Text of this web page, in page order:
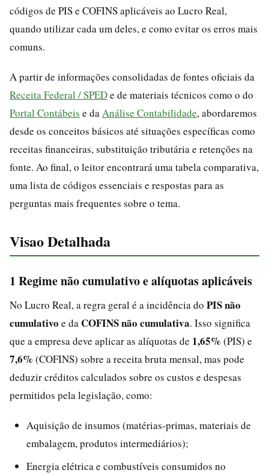
códigos de PIS e COFINS aplicáveis ao Lucro Real,
quando utilizar cada um deles, e como evitar os erros mais
comuns.
A partir de informações consolidadas de fontes oficiais da
Receita Federal / SPEDe de materiais técnicos como o do
Portal Contábeis e da Análise Contabilidade, abordaremos
desde os conceitos básicos até situações específicas como
receitas financeiras, substituição tributária e retenções na
fonte. Ao final, o leitor encontrará uma tabela comparativa,
uma lista de códigos essenciais e respostas para as
perguntas mais frequentes sobre o tema.
Visao Detalhada
1 Regime não cumulativo e alíquotas aplicáveis
No Lucro Real, a regra geral é a incidência do PIS não
cumulativo e da COFINS não cumulativa. Isso significa
que a empresa deve aplicar as alíquotas de 1,65% (PIS) e
7,6% (COFINS) sobre a receita bruta mensal, mas pode
deduzir créditos calculados sobre os custos e despesas
permitidos pela legislação, como:
Aquisição de insumos (matérias-primas, materiais de
embalagem, produtos intermediários);
Energia elétrica e combustíveis consumidos no